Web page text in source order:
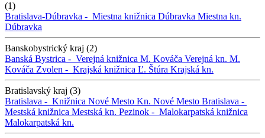
(1)
Bratislava-Dúbravka - Miestna knižnica Dúbravka Miestna kn.
Dúbravka
Banskobystrický kraj (2)
Banská Bystrica - Verejná knižnica M. Kováča Verejná kn. M.
Kováča Zvolen - Krajská knižnica Ľ. Štúra Krajská kn.
Bratislavský kraj (3)
Bratislava - Knižnica Nové Mesto Kn. Nové Mesto Bratislava -
Mestská knižnica Mestská kn. Pezinok - Malokarpatská knižnica
Malokarpatská kn.